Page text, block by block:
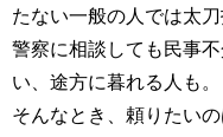
たない一般の人では太
警察に相談しても民事
い、途方に暮れる人も。
そんなとき、頼りたい